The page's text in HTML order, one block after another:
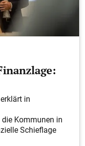
in
Kommunen in
Schieflage